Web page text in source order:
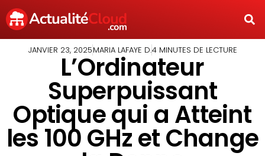
JANVIER 23, 2025MARIA LAFAYE D.4 MINUTES DE LECTURE
L’Ordinateur
Superpuissant
Optique qui a Atteint
les 100 GHz et Change